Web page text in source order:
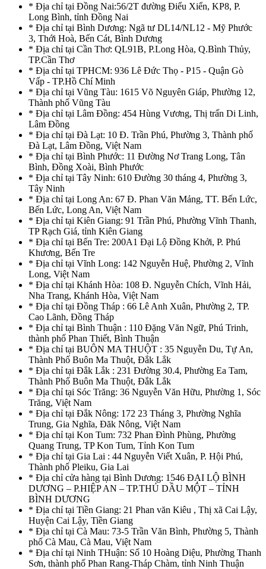
* Địa chỉ tại Đồng Nai:56/2T đường Điểu Xiển, KP8, P.
Long Bình, tỉnh Đồng Nai
* Địa chỉ tại Bình Dương: Ngã tư DL14/NL12 - Mỹ Phước
3, Thới Hoà, Bến Cát, Bình Dương
* Địa chỉ tại Cần Thơ: QL91B, P.Long Hòa, Q.Bình Thủy,
TP.Cần Thơ
* Địa chỉ tại TPHCM: 936 Lê Đức Thọ - P15 - Quận Gò
Vấp - TP.Hồ Chí Minh
* Địa chỉ tại Vũng Tàu: 1615 Võ Nguyên Giáp, Phường 12,
Thành phố Vũng Tàu
* Địa chỉ tại Lâm Đồng: 454 Hùng Vương, Thị trấn Di Linh,
Lâm Đồng
* Địa chỉ tại Đà Lạt: 10 Đ. Trần Phú, Phường 3, Thành phố
Đà Lạt, Lâm Đồng, Việt Nam
* Địa chỉ tại Bình Phước: 11 Đường Nơ Trang Long, Tân
Bình, Đồng Xoài, Bình Phước
* Địa chỉ tại Tây Ninh: 610 Đường 30 tháng 4, Phường 3,
Tây Ninh
* Địa chỉ tại Long An: 67 Đ. Phan Văn Mảng, TT. Bến Lức,
Bến Lức, Long An, Việt Nam
* Địa chỉ tại Kiên Giang: 91 Trần Phú, Phường Vĩnh Thanh,
TP Rạch Giá, tỉnh Kiên Giang
* Địa chỉ tại Bến Tre: 200A1 Đại Lộ Đồng Khởi, P. Phú
Khương, Bến Tre
* Địa chỉ tại Vĩnh Long: 142 Nguyễn Huệ, Phường 2, Vĩnh
Long, Việt Nam
* Địa chỉ tại Khánh Hòa: 108 Đ. Nguyễn Chích, Vĩnh Hải,
Nha Trang, Khánh Hòa, Việt Nam
* Địa chỉ tại Đồng Tháp : 66 Lê Anh Xuân, Phường 2, TP.
Cao Lãnh, Đồng Tháp
* Địa chỉ tại Bình Thuận : 110 Đặng Văn Ngữ, Phú Trinh,
thành phố Phan Thiết, Bình Thuận
* Địa chỉ tại BUÔN MA THUỘT : 35 Nguyễn Du, Tự An,
Thành Phố Buôn Ma Thuột, Đắk Lắk
* Địa chỉ tại Đắk Lắk : 231 Đường 30.4, Phường Ea Tam,
Thành Phố Buôn Ma Thuột, Đắk Lắk
* Địa chỉ tại Sóc Trăng: 36 Nguyễn Văn Hữu, Phường 1, Sóc
Trăng, Việt Nam
* Địa chỉ tại Đắk Nông: 172 23 Tháng 3, Phường Nghĩa
Trung, Gia Nghĩa, Đăk Nông, Việt Nam
* Địa chỉ tại Kon Tum: 732 Phan Đình Phùng, Phường
Quang Trung, TP Kon Tum, Tỉnh Kon Tum
* Địa chỉ tại Gia Lai : 44 Nguyễn Viết Xuân, P. Hội Phú,
Thành phố Pleiku, Gia Lai
* Địa chỉ cửa hàng tại Bình Dương: 1546 ĐẠI LỘ BÌNH
DƯƠNG – P.HIỆP AN – TP.THỦ DẦU MỘT – TỈNH
BÌNH DƯƠNG
* Địa chỉ tại Tiền Giang: 21 Phan văn Kiêu , Thị xã Cai Lậy,
Huyện Cai Lậy, Tiền Giang
* Địa chỉ tại Cà Mau: 73-5 Trần Văn Bình, Phường 5, Thành
phố Cà Mau, Cà Mau, Việt Nam
* Địa chỉ tại Ninh THuận: Số 10 Hoàng Diệu, Phường Thanh
Sơn, thành phố Phan Rang-Tháp Chàm, tỉnh Ninh Thuận